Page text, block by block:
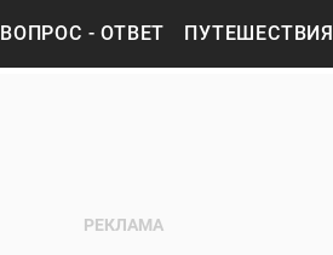
ВОПРОС - ОТВЕТ ПУТЕШЕСТВИЯ